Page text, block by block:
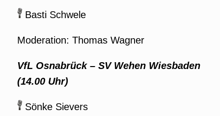
Basti Schwele
Moderation: Thomas Wagner
VfL Osnabrück – SV Wehen Wiesbaden
(14.00 Uhr)
Sönke Sievers